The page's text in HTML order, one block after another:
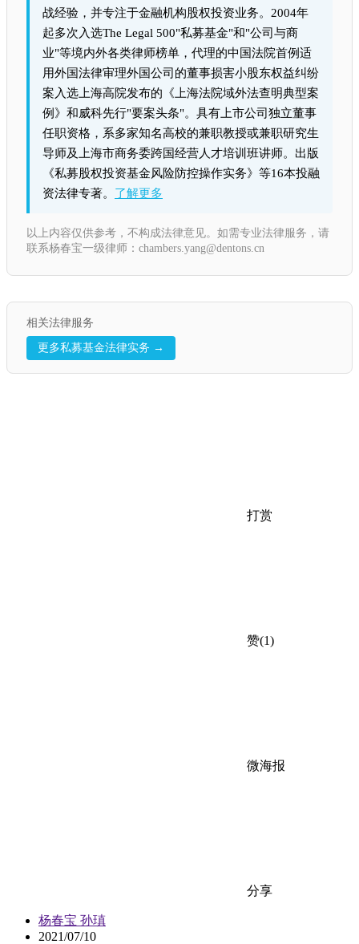
战经验，并专注于金融机构股权投资业务。2004年
起多次入选The Legal 500"私募基金"和"公司与商
业"等境内外各类律师榜单，代理的中国法院首例适
用外国法律审理外国公司的董事损害小股东权益纠纷
案入选上海高院发布的《上海法院域外法查明典型案
例》和威科先行"要案头条"。具有上市公司独立董事
任职资格，系多家知名高校的兼职教授或兼职研究生
导师及上海市商务委跨国经营人才培训班讲师。出版
《私募股权投资基金风险防控操作实务》等16本投融
资法律专著。 了解更多
以上内容仅供参考，不构成法律意见。如需专业法律服务，请
联系杨春宝一级律师：chambers.yang@dentons.cn
相关法律服务
更多私募基金法律实务 →
打赏
赞(1)
微海报
分享
杨春宝 孙瑱
2021/07/10